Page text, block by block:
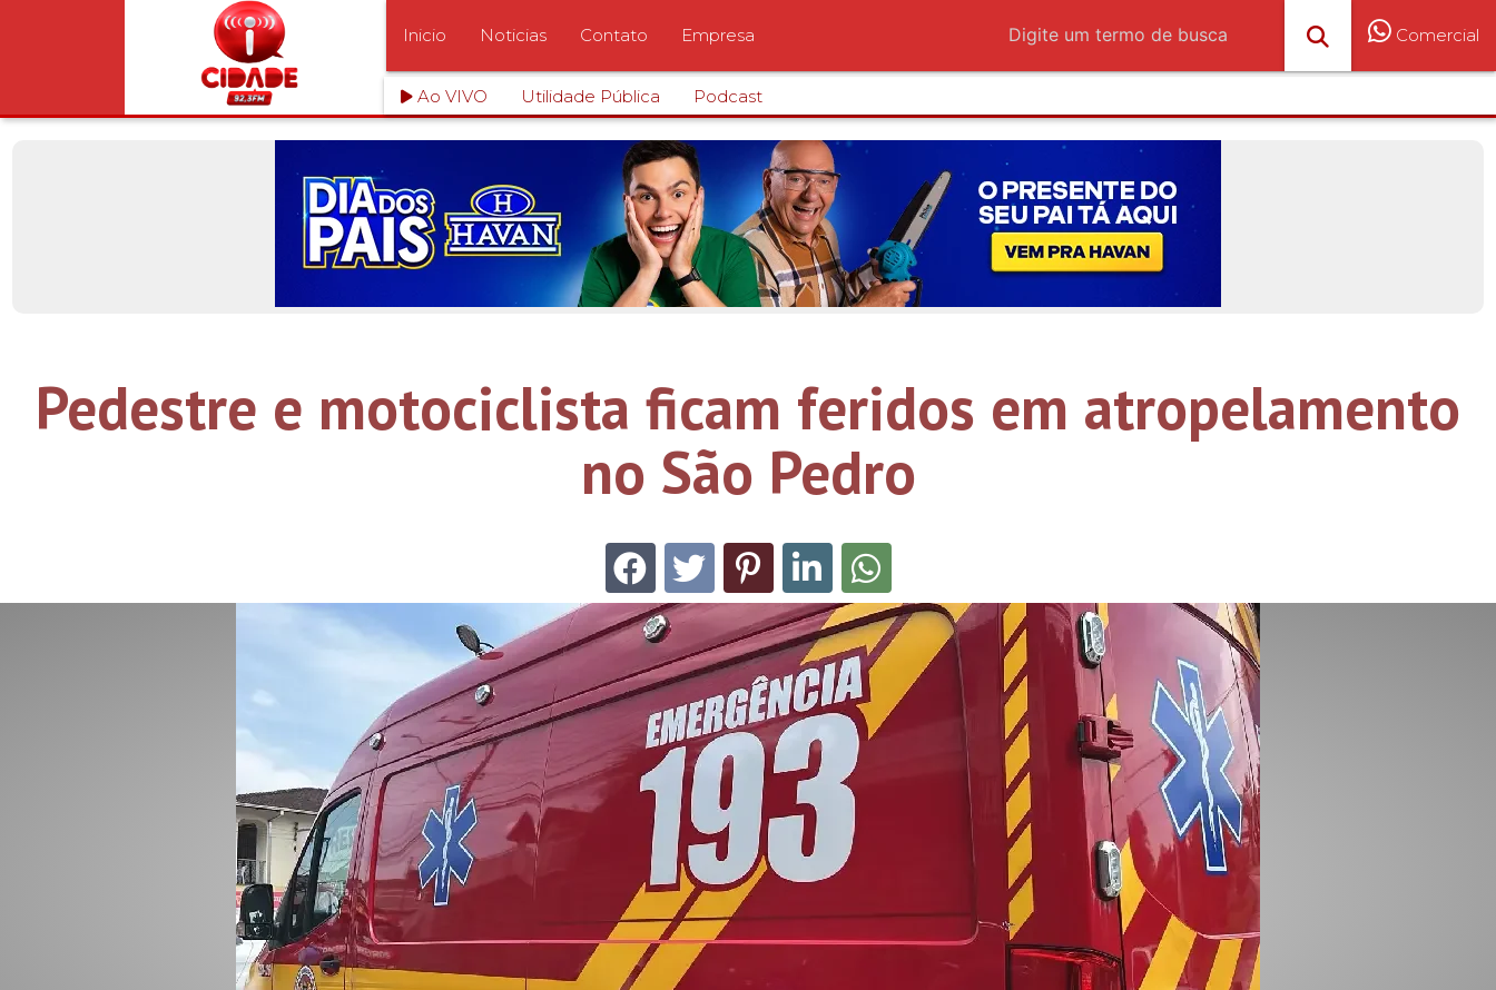
Inicio Noticias Contato Empresa Comercial
Ao VIVO Utilidade Pública Podcast
Pedestre e motociclista ficam feridos em atropelamento
no São Pedro